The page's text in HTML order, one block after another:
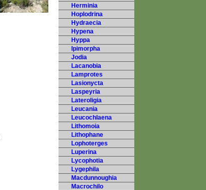
Herminia
Hoplodrina
Hydraecia
Hypena
Hyppa
Ipimorpha
Jodia
Lacanobia
Lamprotes
Lasionycta
Laspeyria
Lateroligia
Leucania
Leucochlaena
Lithomoia
Lithophane
Lophoterges
Luperina
Lycophotia
Lygephila
Macdunnoughia
Macrochilo